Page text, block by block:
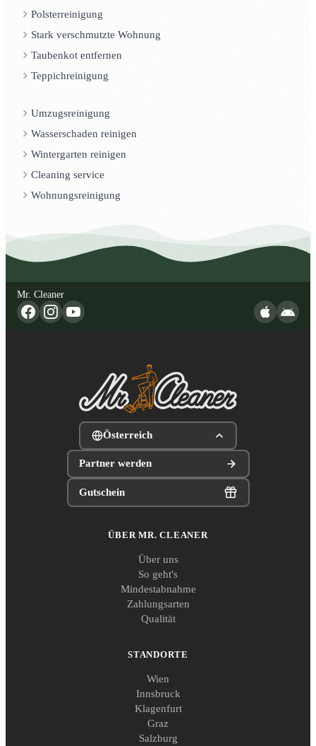
Polsterreinigung
Stark verschmutzte Wohnung
Taubenkot entfernen
Teppichreinigung
Umzugsreinigung
Wasserschaden reinigen
Wintergarten reinigen
Cleaning service
Wohnungsreinigung
Mr. Cleaner
Österreich
Partner werden
Gutschein
ÜBER MR. CLEANER
Über uns
So geht's
Mindestabnahme
Zahlungsarten
Qualität
STANDORTE
Wien
Innsbruck
Klagenfurt
Graz
Salzburg